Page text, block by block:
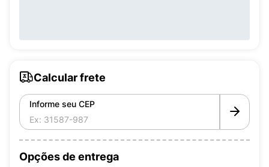
Calcular frete
Informe seu CEP
Opções de entrega